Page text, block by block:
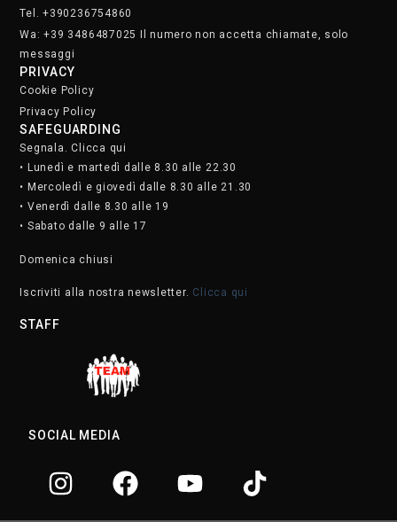
Tel. +390236754860
Wa: +39 3486487025 Il numero non accetta chiamate, solo
messaggi
PRIVACY
Cookie Policy
Privacy Policy
SAFEGUARDING
Segnala. Clicca qui
• Lunedì e martedì dalle 8.30 alle 22.30
• Mercoledì e giovedì dalle 8.30 alle 21.30
• Venerdì dalle 8.30 alle 19
• Sabato dalle 9 alle 17
Domenica chiusi
Iscriviti alla nostra newsletter. Clicca qui
STAFF
SOCIAL MEDIA